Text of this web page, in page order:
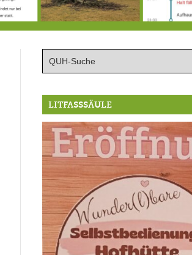
LITFASSSÄULE